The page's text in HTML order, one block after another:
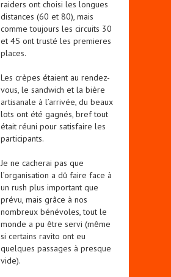
raiders ont choisi les longues
distances (60 et 80), mais
comme toujours les circuits 30
et 45 ont trusté les premieres
places.
Les crèpes étaient au rendez-
vous, le sandwich et la bière
artisanale à l’arrivée, du beaux
lots ont été gagnés, bref tout
était réuni pour satisfaire les
participants.
Je ne cacherai pas que
l’organisation a dû faire face à
un rush plus important que
prévu, mais grâce à nos
nombreux bénévoles, tout le
monde a pu être servi (même
si certains ravito ont eu
quelques passages à presque
vide).